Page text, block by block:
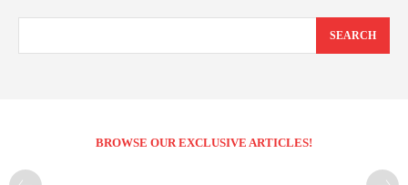
SEARCH
BROWSE OUR EXCLUSIVE ARTICLES!